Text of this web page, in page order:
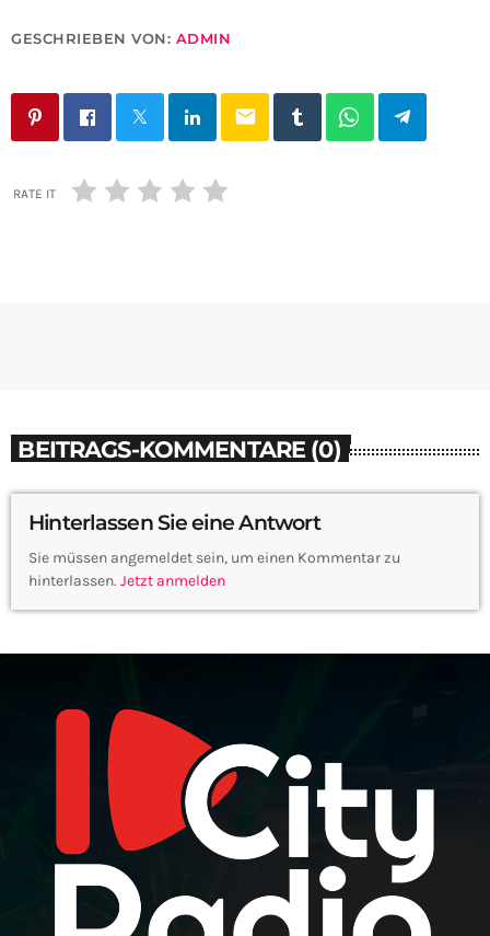
GESCHRIEBEN VON: ADMIN
email
RATE IT
BEITRAGS-KOMMENTARE (0)
Hinterlassen Sie eine Antwort
Sie müssen angemeldet sein, um einen Kommentar zu
hinterlassen. Jetzt anmelden